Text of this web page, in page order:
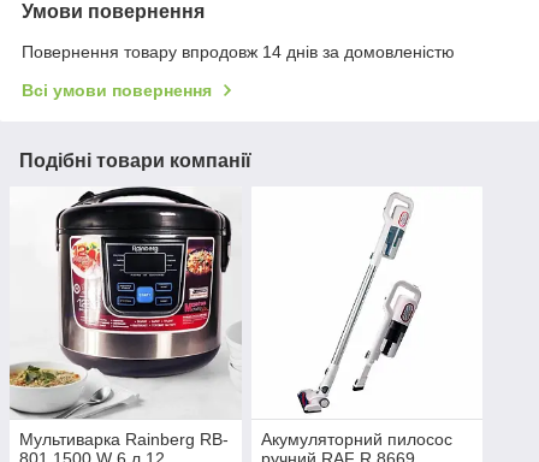
Умови повернення
Повернення товару впродовж 14 днів за домовленістю
Всі умови повернення
Подібні товари компанії
Мультиварка Rainberg RB-
801 1500 W 6 л 12
Акумуляторний пилосос
ручний RAF R.8669